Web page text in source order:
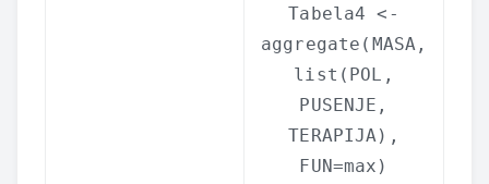
Tabela4 <-
aggregate (MASA,
list (POL,
PUSENJE,
TERAPIJA),
FUN=max)